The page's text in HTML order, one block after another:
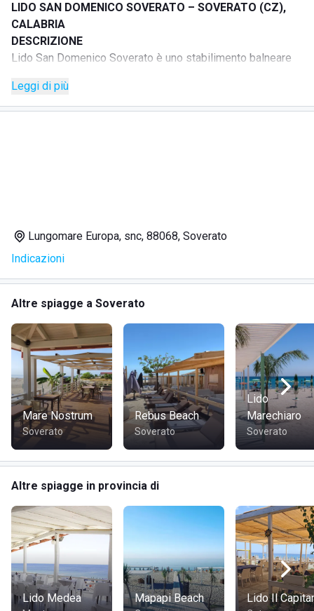
LIDO SAN DOMENICO SOVERATO – SOVERATO (CZ),
CALABRIA
DESCRIZIONE
Lido San Domenico Soverato è uno stabilimento balneare
lungo la costa ionica calabrese.
La spiaggia è caratterizzata da sabbia bianca, mare
SERVIZI
Stabilimento balneare attrezzato
Ombrelloni
Wi-Fi
Spiaggia accessibile
Shop
Snack bar
Ristorante
Docce calde
Giochi da tavolo e carte
Beach volley
Sand basket
Palestra
Kajak
Noleggio SUP e canoe
Noleggio natanti
Aree privé
Postazioni sul terrazzo vista mare
RISTORAZIONE
La struttura dispone di snack bar e ristorante, pensati per
Leggi di più
Lungomare Europa, snc, 88068, Soverato
Indicazioni
Altre spiagge a Soverato
Mare Nostrum
Soverato
Rebus Beach
Soverato
Lido
Marechiaro
Soverato
Altre spiagge in provincia di
Lido Medea Mapapi Beach Lido Il